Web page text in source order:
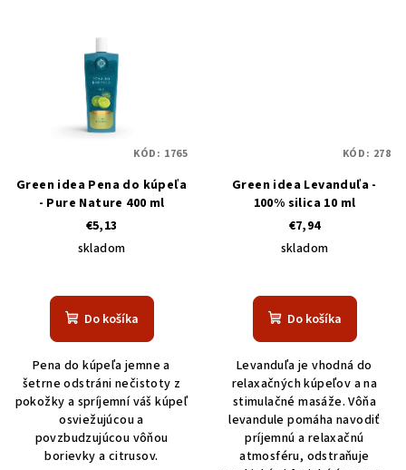
Green idea Pena do kúpeľa
- Pure Nature 400 ml
€5,13
skladom
Do košíka
Pena do kúpeľa jemne a
šetrne odstráni nečistoty z
pokožky a spríjemní váš kúpeľ
osviežujúcou a
povzbudzujúcou vôňou
borievky a citrusov.
KÓD: 1765
Green idea Levanduľa -
100% silica 10 ml
€7,94
skladom
Do košíka
Levanduľa je vhodná do
relaxačných kúpeľov a na
stimulačné masáže. Vôňa
levandule pomáha navodiť
príjemnú a relaxačnú
atmosféru, odstraňuje
KÓD: 278